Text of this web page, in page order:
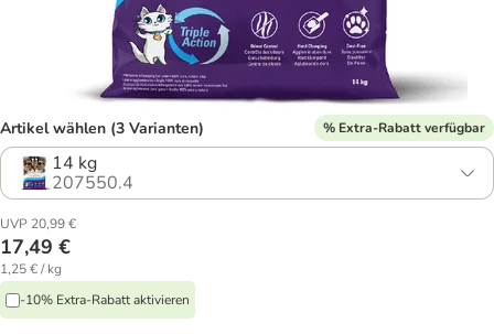
Artikel wählen (3 Varianten) % Extra-Rabatt verfügbar
14 kg
207550.4
UVP 20,99 €
17,49 €
1,25 € / kg
-10% Extra-Rabatt aktivieren